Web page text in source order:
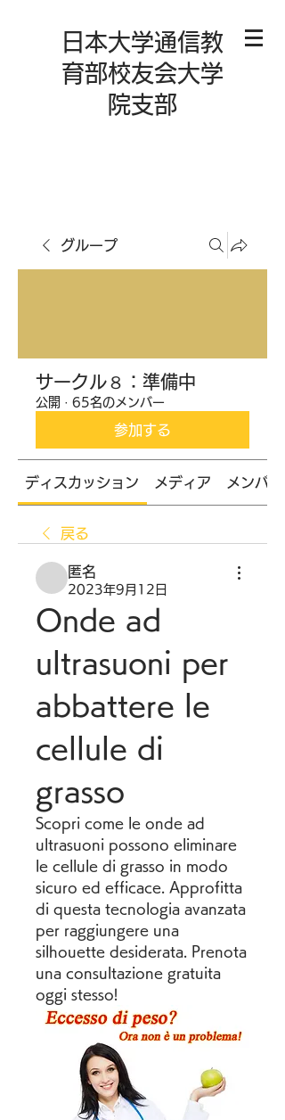
日本大学通信教
育部校友会大学
院支部
グループ
サークル８：準備中
公開 · 65名のメンバー
参加する
ディスカッション メディア メンバー
戻る
匿名
2023年9月12日
Onde ad
ultrasuoni per
abbattere le
cellule di
grasso
Scopri come le onde ad
ultrasuoni possono eliminare
le cellule di grasso in modo
sicuro ed efficace. Approfitta
di questa tecnologia avanzata
per raggiungere una
silhouette desiderata. Prenota
una consultazione gratuita
oggi stesso!